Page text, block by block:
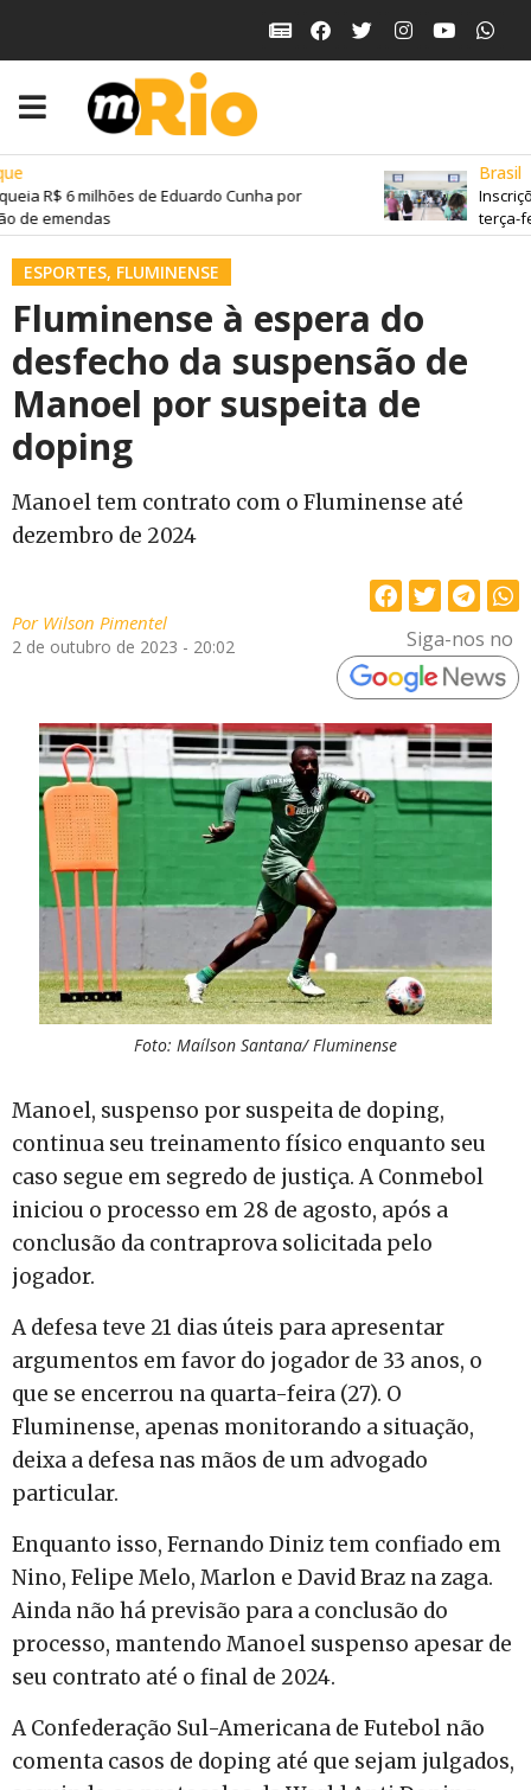
R$ 6 milhões de Eduardo Cunha por
de emendas
Brasil
terça-
ESPORTES, FLUMINENSE
Fluminense à espera do
desfecho da suspensão de
Manoel por suspeita de
doping
Manoel tem contrato com o Fluminense até
dezembro de 2024
PorWilson Pimentel
2 de outubro de 2023 - 20:02 Siga-nos no
Foto: Maílson Santana/ Fluminense
Manoel, suspenso por suspeita de doping,
continua seu treinamento físico enquanto seu
caso segue em segredo de justiça. A Conmebol
iniciou o processo em 28 de agosto, após a
conclusão da contraprova solicitada pelo
jogador.
A defesa teve 21 dias úteis para apresentar
argumentos em favor do jogador de 33 anos, o
que se encerrou na quarta-feira (27). O
Fluminense, apenas monitorando a situação,
deixa a defesa nas mãos de um advogado
particular.
Enquanto isso, Fernando Diniz tem confiado em
Nino, Felipe Melo, Marlon e David Braz na zaga.
Ainda não há previsão para a conclusão do
processo, mantendo Manoel suspenso apesar de
seu contrato até o final de 2024.
A Confederação Sul-Americana de Futebol não
comenta casos de doping até que sejam julgados,